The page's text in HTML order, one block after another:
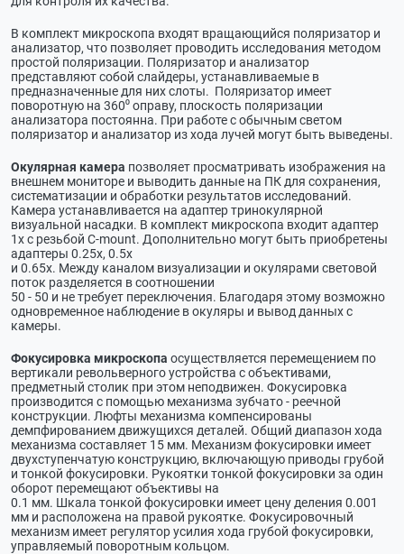
В комплект микроскопа входят вращающийся поляризатор и
анализатор, что позволяет проводить исследования методом
простой поляризации. Поляризатор и анализатор
представляют собой слайдеры, устанавливаемые в
предназначенные для них слоты. Поляризатор имеет
поворотную на 360⁰ оправу, плоскость поляризации
анализатора постоянна. При работе с обычным светом
поляризатор и анализатор из хода лучей могут быть выведены.
Окулярная камера позволяет просматривать изображения на
внешнем мониторе и выводить данные на ПК для сохранения,
систематизации и обработки результатов исследований.
Камера устанавливается на адаптер тринокулярной
визуальной насадки. В комплект микроскопа входит адаптер
1х с резьбой С-mount. Дополнительно могут быть приобретены
адаптеры 0.25х, 0.5х
и 0.65х. Между каналом визуализации и окулярами световой
поток разделяется в соотношении
50 - 50 и не требует переключения. Благодаря этому возможно
одновременное наблюдение в окуляры и вывод данных с
камеры.
Фокусировка микроскопа осуществляется перемещением по
вертикали револьверного устройства с объективами,
предметный столик при этом неподвижен. Фокусировка
производится с помощью механизма зубчато - реечной
конструкции. Люфты механизма компенсированы
демпфированием движущихся деталей. Общий диапазон хода
механизма составляет 15 мм. Механизм фокусировки имеет
двухступенчатую конструкцию, включающую приводы грубой
и тонкой фокусировки. Рукоятки тонкой фокусировки за один
оборот перемещают объективы на
0.1 мм. Шкала тонкой фокусировки имеет цену деления 0.001
мм и расположена на правой рукоятке. Фокусировочный
механизм имеет регулятор усилия хода грубой фокусировки,
управляемый поворотным кольцом.